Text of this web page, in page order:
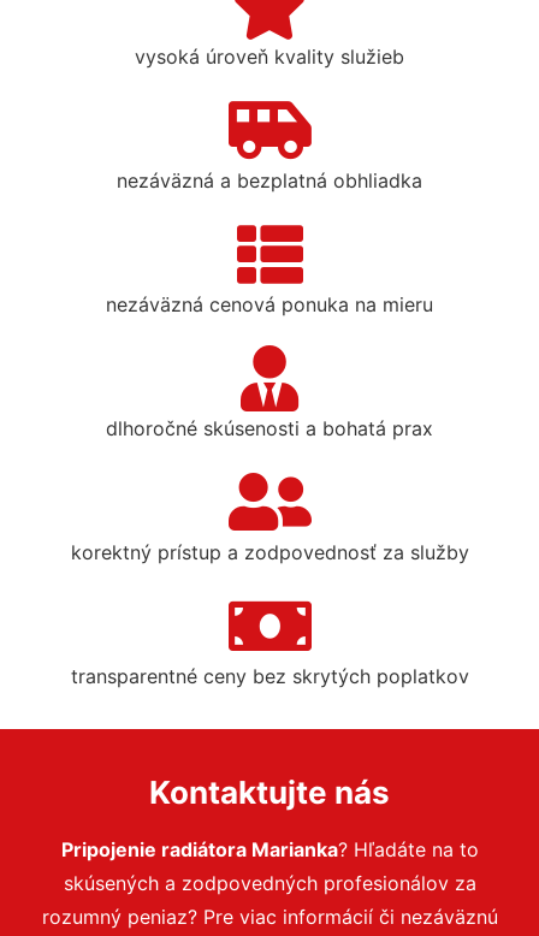
vysoká úroveň kvality služieb
nezáväzná a bezplatná obhliadka
nezáväzná cenová ponuka na mieru
dlhoročné skúsenosti a bohatá prax
korektný prístup a zodpovednosť za služby
transparentné ceny bez skrytých poplatkov
Kontaktujte nás
Pripojenie radiátora Marianka? Hľadáte na to
skúsených a zodpovedných profesionálov za
rozumný peniaz? Pre viac informácií či nezáväznú